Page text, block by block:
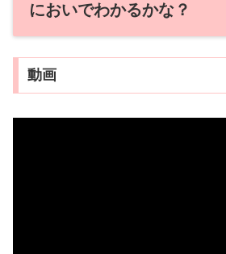
においでわかるかな？
動画